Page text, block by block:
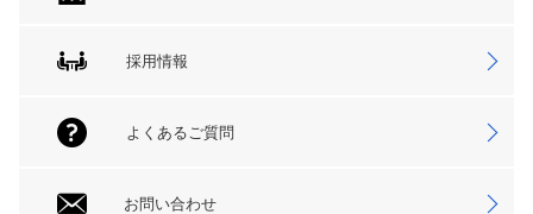
採用情報
よくあるご質問
お問い合わせ